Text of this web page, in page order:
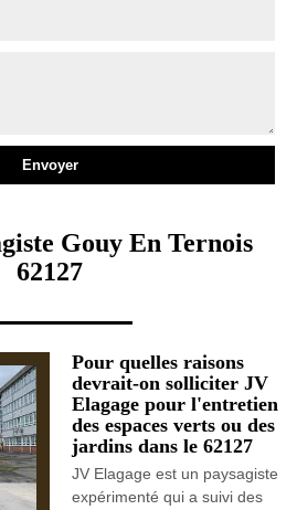
Gouy En Ternois
62127
Pour quelles raisons
devrait-on solliciter JV
Elagage pour l'entretien
des espaces verts ou des
jardins dans le 62127
JV Elagage est un paysagiste
expérimenté qui a suivi des